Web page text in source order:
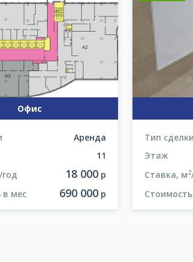
Офис
Аренда
11
/год 18 000 р
в мес
690 000 р
Тип сделки
Этаж
Ставка, м2